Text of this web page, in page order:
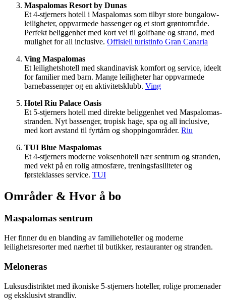
Maspalomas Resort by Dunas
Et 4-stjerners hotell i Maspalomas som tilbyr store bungalow-
leiligheter, oppvarmede bassenger og et stort grøntområde.
Perfekt beliggenhet med kort vei til golfbane og strand, med
mulighet for all inclusive. Offisiell turistinfo Gran Canaria
Ving Maspalomas
Et leilighetshotell med skandinavisk komfort og service, ideelt
for familier med barn. Mange leiligheter har oppvarmede
barnebassenger og en aktivitetsklubb. Ving
Hotel Riu Palace Oasis
Et 5-stjerners hotell med direkte beliggenhet ved Maspalomas-
stranden. Nyt bassenger, tropisk hage, spa og all inclusive,
med kort avstand til fyrtårn og shoppingområder. Riu
TUI Blue Maspalomas
Et 4-stjerners moderne voksenhotell nær sentrum og stranden,
med vekt på en rolig atmosfære, treningsfasiliteter og
førsteklasses service. TUI
Områder & Hvor å bo
Maspalomas sentrum
Her finner du en blanding av familiehoteller og moderne
leilighetsresorter med nærhet til butikker, restauranter og stranden.
Meloneras
Luksusdistriktet med ikoniske 5-stjerners hoteller, rolige promenader
og eksklusivt strandliv.